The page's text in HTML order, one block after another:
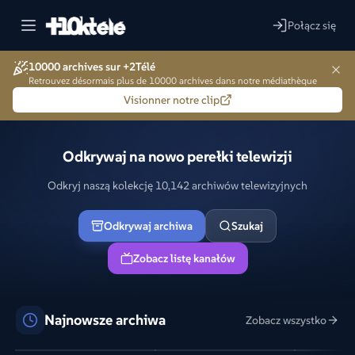
Połącz się
10000 archives sur +2Télé
Retrouvez désormais plus de 10000 archives dans notre médiathèque
Visionner notre clip
Odkrywaj na nowo perełki telewizji
Odkryj naszą kolekcję 10,142 archiwów telewizyjnych
Odkrywaj archiwa Szukaj
Zobacz listę kanałów
Najnowsze archiwa Zobacz wszystko